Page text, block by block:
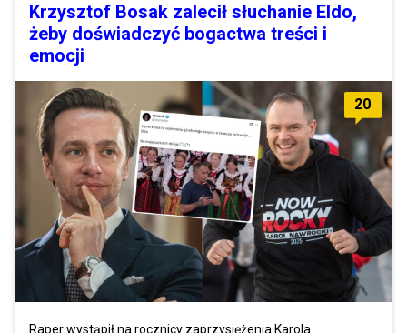
Krzysztof Bosak zalecił słuchanie Eldo,
żeby doświadczyć bogactwa treści i
emocji
20
Raper wystąpił na rocznicy zaprzysiężenia Karola